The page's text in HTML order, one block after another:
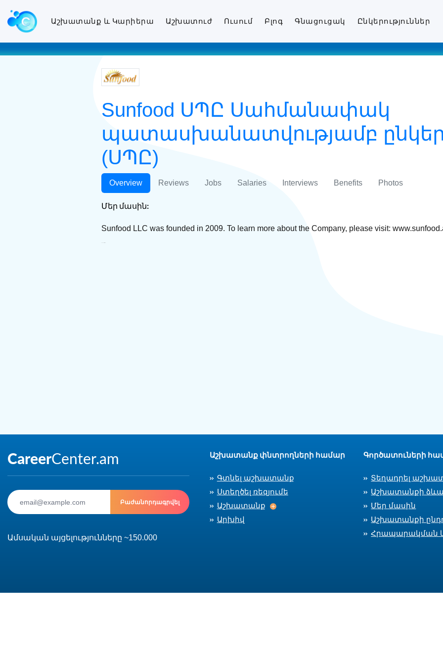
Աշխատանք և Կարիերա Աշխատուժ Ուսում Բլոգ Գնացուցակ Ընկերություններ
Sunfood ՍՊԸ Սահմանափակ
պատասխանատվությամբ
(ՍՊԸ)
Overview Reviews Jobs Salaries Interviews Benefits Photos
Մեր մասին:
Sunfood LLC was founded in 2009. To learn more about the Company, please visit:
Բաժանորդագրվել
Ամսական այցելությունները ~150.000
Աշխատանք փնտրողների համար
Գտնել աշխատանք
Ստեղծել ռեզյումե
Աշխատանք
Աշխատանք
Արխիվ
Գործատուների
Տեղադրել
Աշխատանքի
Մեր մասին
Աշխատանքի
Հրապարակման